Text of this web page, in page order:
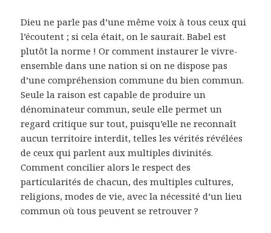
Dieu ne parle pas d’une même voix à tous ceux qui
l’écoutent ; si cela était, on le saurait. Babel est
plutôt la norme ! Or comment instaurer le vivre-
ensemble dans une nation si on ne dispose pas
d’une compréhension commune du bien commun.
Seule la raison est capable de produire un
dénominateur commun, seule elle permet un
regard critique sur tout, puisqu’elle ne reconnaît
aucun territoire interdit, telles les vérités révélées
de ceux qui parlent aux multiples divinités.
Comment concilier alors le respect des
particularités de chacun, des multiples cultures,
religions, modes de vie, avec la nécessité d’un lieu
commun où tous peuvent se retrouver ?